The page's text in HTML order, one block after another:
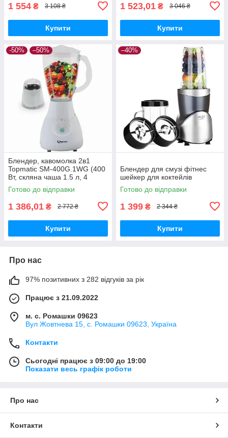
1 554 ₴ 3 108 ₴
Купити
1 523,01 ₴ 3 046 ₴
Купити
-50% –50%
Блендер, кавомолка 2в1
Topmatic SM-400G.1WG (400
Вт, скляна чаша 1.5 л, 4
швидкості, імтульс режим)
Готово до відправки
1 386,01 ₴ 2 772 ₴
Купити
–40%
Блендер для смузі фітнес
шейкер для коктейлів
Готово до відправки
1 399 ₴ 2 344 ₴
Купити
Про нас
97% позитивних з 282 відгуків за рік
Працює з 21.09.2022
м. с. Ромашки 09623
Вул Жовтнева 15, с. Ромашки 09623, Україна
Контакти
Сьогодні працює з 09:00 до 19:00
Показати весь графік роботи
Про нас
Контакти